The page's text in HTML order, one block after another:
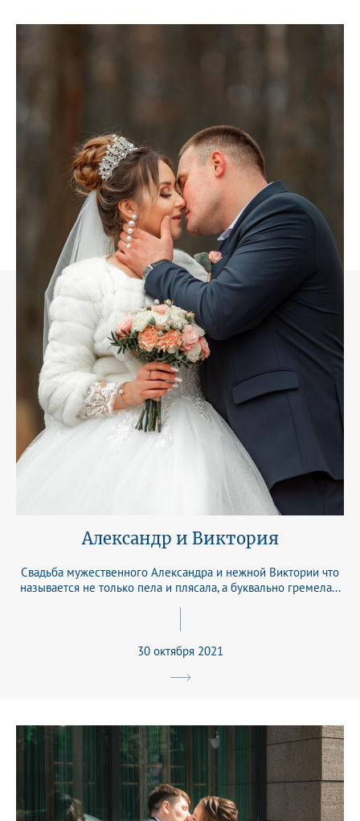
Александр и Виктория
Свадьба мужественного Александра и нежной Виктории что
называется не только пела и плясала, а буквально гремела...
30 октября 2021